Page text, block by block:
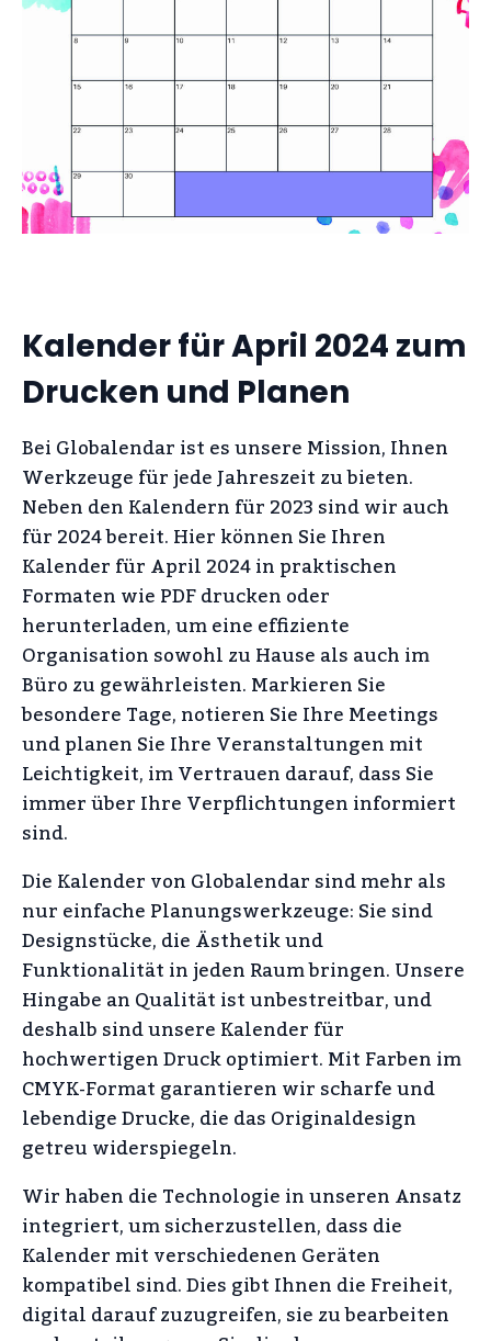
Kalender für April 2024 zum
Drucken und Planen
Bei Globalendar ist es unsere Mission, Ihnen
Werkzeuge für jede Jahreszeit zu bieten.
Neben den Kalendern für 2023 sind wir auch
für 2024 bereit. Hier können Sie Ihren
Kalender für April 2024 in praktischen
Formaten wie PDF drucken oder
herunterladen, um eine effiziente
Organisation sowohl zu Hause als auch im
Büro zu gewährleisten. Markieren Sie
besondere Tage, notieren Sie Ihre Meetings
und planen Sie Ihre Veranstaltungen mit
Leichtigkeit, im Vertrauen darauf, dass Sie
immer über Ihre Verpflichtungen informiert
sind.
Die Kalender von Globalendar sind mehr als
nur einfache Planungswerkzeuge: Sie sind
Designstücke, die Ästhetik und
Funktionalität in jeden Raum bringen. Unsere
Hingabe an Qualität ist unbestreitbar, und
deshalb sind unsere Kalender für
hochwertigen Druck optimiert. Mit Farben im
CMYK-Format garantieren wir scharfe und
lebendige Drucke, die das Originaldesign
getreu widerspiegeln.
Wir haben die Technologie in unseren Ansatz
integriert, um sicherzustellen, dass die
Kalender mit verschiedenen Geräten
kompatibel sind. Dies gibt Ihnen die Freiheit,
digital darauf zuzugreifen, sie zu bearbeiten